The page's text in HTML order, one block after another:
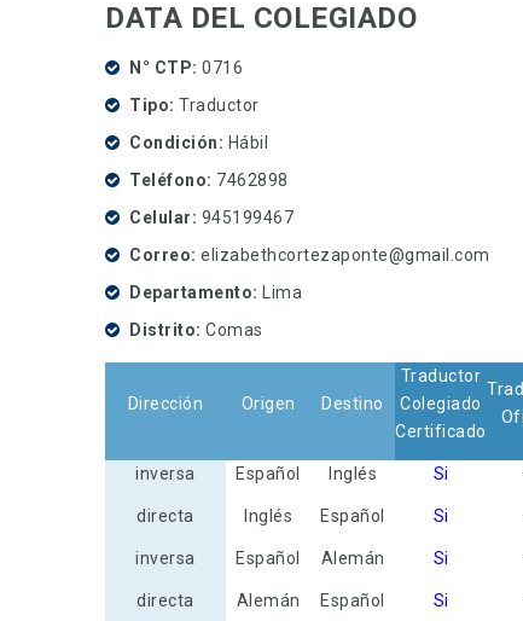
DATA DEL COLEGIADO
N° CTP 0716
Tipo Traductor
Condición
Hábil
Teléfono
7462898
Celular
945199467
Correo elizabethcortezaponte@gmail.com
Departamento Lima
Distrito Comas
Dirección Origen Destino
Traductor
Colegiado
Certificado
inversa Español Inglés Si
directa Inglés Español Si
inversa Español Alemán Si
directa Alemán Español Si